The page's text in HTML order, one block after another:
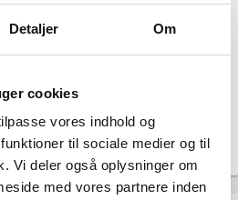
Detaljer Om
cookies
vores indhold og
til sociale medier og til
Vi deler også oplysninger om
med vores partnere inden